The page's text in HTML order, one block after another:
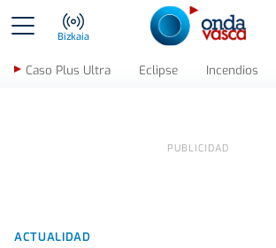
Bizkaia
Caso Plus Ultra Eclipse Incendios
ACTUALIDAD